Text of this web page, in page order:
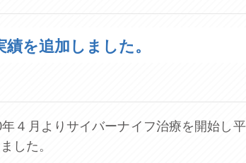
績を追加しました。
４月よりサイバーナイフ治療を開始し
した。